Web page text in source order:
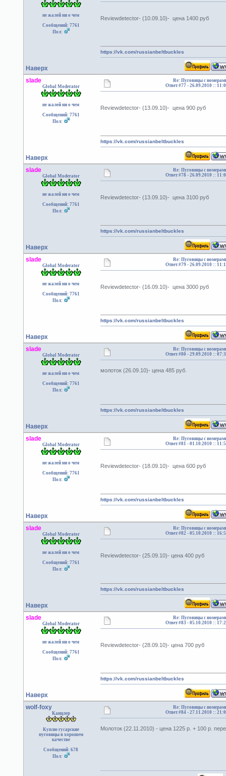
не жалей ни о чем
Сообщений: 7761
Пол:
Reviewdetector- (10.09.10)- цена 1400 руб
Наверх
https://vk.com/russianbeltbuckles
slade
Global Moderator
не жалей ни о чем
Сообщений: 7761
Пол:
Re: Пуговицы с
Ответ #77 - 26.09.2010 ::
Reviewdetector- (13.09.10)- цена 900 руб
Наверх
https://vk.com/russianbeltbuckles
slade
Global Moderator
не жалей ни о чем
Сообщений: 7761
Пол:
Re: Пуговицы с
Ответ #78 - 26.09.2010 ::
Reviewdetector- (13.09.10)- цена 3100 руб
Наверх
https://vk.com/russianbeltbuckles
slade
Global Moderator
не жалей ни о чем
Сообщений: 7761
Пол:
Re: Пуговицы с
Ответ #79 - 26.09.2010 ::
Reviewdetector- (16.09.10)- цена 3000 руб
Наверх
https://vk.com/russianbeltbuckles
slade
Global Moderator
не жалей ни о чем
Сообщений: 7761
Пол:
Re: Пуговицы с
Ответ #80 - 29.09.2010 ::
молоток (26.09.10)- цена 485 руб.
Наверх
https://vk.com/russianbeltbuckles
slade
Global Moderator
не жалей ни о чем
Сообщений: 7761
Пол:
Re: Пуговицы с
Ответ #81 - 01.10.2010 ::
Reviewdetector- (18.09.10)- цена 600 руб
Наверх
https://vk.com/russianbeltbuckles
slade
Global Moderator
не жалей ни о чем
Сообщений: 7761
Пол:
Re: Пуговицы с
Ответ #82 - 05.10.2010 ::
Reviewdetector- (25.09.10)- цена 400 руб
Наверх
https://vk.com/russianbeltbuckles
slade
Global Moderator
не жалей ни о чем
Сообщений: 7761
Пол:
Re: Пуговицы с
Ответ #83 - 05.10.2010 ::
Reviewdetector- (28.09.10)- цена 700 руб
Наверх
https://vk.com/russianbeltbuckles
wolf-foxy
Канцлер
Куплю гусарские
пуговицы в хорошем
качестве
Сообщений: 678
Пол:
Re: Пуговицы с
Ответ #84 - 27.11.2010 ::
Молоток (22.11.2010) - цена 1225 р. + 100 р.